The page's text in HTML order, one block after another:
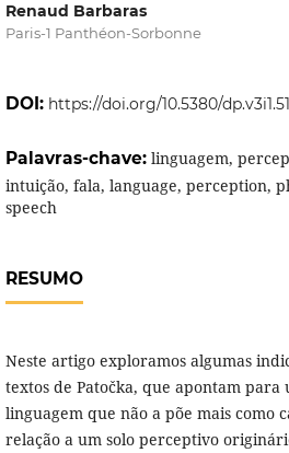
Renaud Barbaras
Paris-1 Panthéon-Sorbonne
DOI: https://doi.org/10.5380/
Palavras-chave: linguagem,
intuição, fala, language, perception,
speech
RESUMO
Neste artigo exploramos algumas
textos de Patočka, que apontam para
linguagem que não a põe mais como
relação a um solo perceptivo